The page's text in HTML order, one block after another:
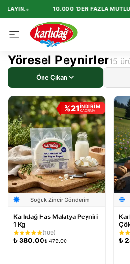
• 10.000 'DEN FAZLA MUTLU
Yöresel Peynirler15
Öne Çıkan
%21İNDİRİM
KAÇIRMA
Soğuk Zincir Gönderim
Karlıdağ Has Malatya Peyniri
1 Kg
(109)
₺380.00₺ 479.00 ₺